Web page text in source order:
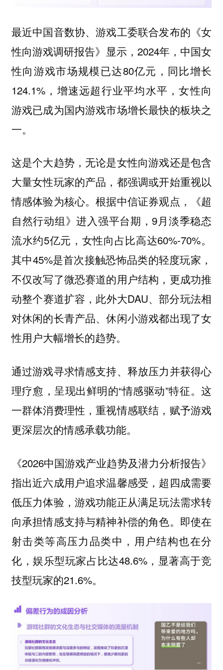
最近中国音数协、游戏工委联合发布的《女
性向游戏调研报告》显示，2024年，中国女
性向游戏市场规模已达80亿元，同比增长
124.1%，增速远超行业平均水平，女性向
游戏已成为国内游戏市场增长最快的板块之
一。
这是个大趋势，无论是女性向游戏还是包含
大量女性玩家的产品，都强调或开始重视以
情感体验为核心。根据中信证券观点，《超
自然行动组》进入强平台期，9月淡季稳态
流水约5亿元，女性向占比高达60%-70%。
其中45%是首次接触恐怖品类的轻度玩家，
不仅改写了微恐赛道的用户结构，更成功推
动整个赛道扩容，此外大DAU、部分玩法相
对休闲的长青产品、休闲小游戏都出现了女
性用户大幅增长的趋势。
通过游戏寻求情感支持、释放压力并获得心
理疗愈，呈现出鲜明的“情感驱动”特征。这
一群体消费理性，重视情感联结，赋予游戏
更深层次的情感承载功能。
《2026中国游戏产业趋势及潜力分析报告》
指出近六成用户追求温馨感受，超四成需要
低压力体验，游戏功能正从满足玩法需求转
向承担情感支持与精神补偿的角色。即使在
射击类等高压力品类中，用户结构也在分
化，娱乐型玩家占比达48.6%，显著高于竞
技型玩家的21.6%。